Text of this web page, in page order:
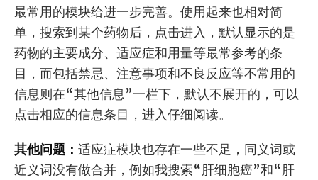
最常用的模块给进一步完善。使用起来也相对简
单，搜索到某个药物后，点击进入，默认显示的是
药物的主要成分、适应症和用量等最常参考的条
目，而包括禁忌、注意事项和不良反应等不常用的
信息则在“其他信息”一栏下，默认不展开的，可以
点击相应的信息条目，进入仔细阅读。
其他问题： 适应症模块也存在一些不足，同义词或
近义词没有做合并，例如我搜索“肝细胞癌”和“肝